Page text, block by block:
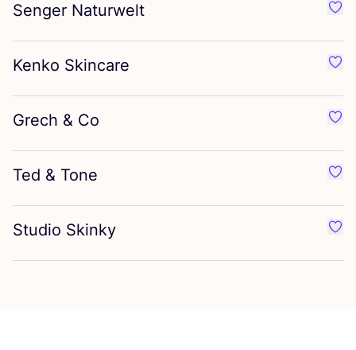
Senger Naturwelt
Kenko Skincare
Grech & Co
Ted & Tone
Studio Skinky